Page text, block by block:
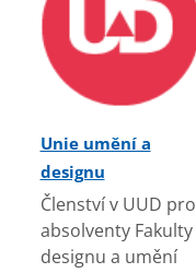
Unie umění a
designu
Členství v UUD pro
absolventy Fakulty
designu a umění